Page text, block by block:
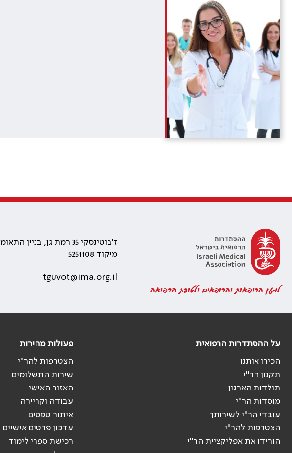
למען הרופאות והרופאים ולטובת הרפואה
ז'בוטינסקי 35 רמת גן, בניין התאומים 2
מיקוד 5251108
tguvot@ima.org.il
על ההסתדרות הרפואית
הכירו אותנו
תקנון הר"י
תולדות הארגון
מוסדות הר"י
עובדי הר"י לשירותך
הצטרפות להר"י
הורידו את אפליקציית הר"י
פעולות מהירות
הצטרפות להר"י
שירות התשלומים
האזור האישי
עבודה וקריירה
איתור טפסים
עדכון פרטים אישיים
רכישת ספרי לימוד